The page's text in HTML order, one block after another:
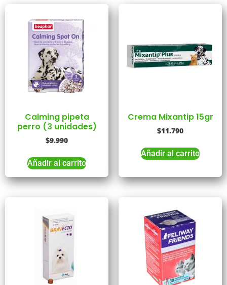
Calming pipeta
perro (3 unidades)
$9.990
Añadir al carrito
Crema Mixantip 15gr
$11.790
Añadir al carrito